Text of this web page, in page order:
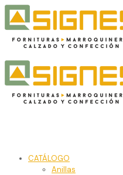
CATÁLOGO
Anillas